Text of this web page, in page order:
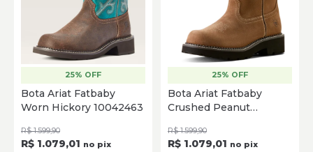
36 37 38
SELECIONE
25% OFF
Bota Ariat Fatbaby
Worn Hickory 10042463
R$ 1.599,90
R$ 1.079,01 no pix
36 37
SELECIONE
25% OFF
Bota Ariat Fatbaby
Crushed Peanut
R$ 1.599,90
R$ 1.079,01 no pix